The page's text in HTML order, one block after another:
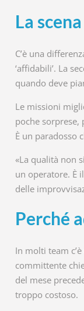
La scena
C’è una
‘affidabili’. La
quando deve
Le missioni
poche
È un paradosso
«La qualità non
un operatore. È
delle
Perché
In molti team
committente
del mese
troppo costoso.